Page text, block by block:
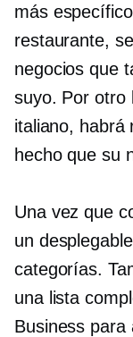
más
restaurante,
negocios que
suyo. Por otro
italiano, habrá
hecho que su
Una vez que
un desplegable
categorías.
una lista
Business para